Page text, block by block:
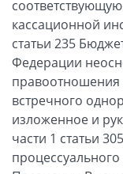
кассационной
статьи 235
Федерации
правоотношения
встречного
изложенное и
части 1 статьи